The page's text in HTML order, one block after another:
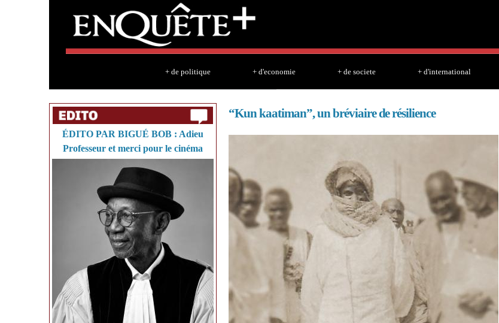
+ de politique + d'economie + de societe + d'international
ÉDITO PAR BIGUÉ BOB : Adieu
Professeur et merci pour le cinéma
“Kun kaatiman”, un bréviaire de résilience